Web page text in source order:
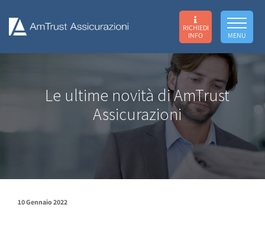
RICHIEDI
INFO
MENU
Le ultime novità di AmTrust
Assicurazioni
10 Gennaio 2022